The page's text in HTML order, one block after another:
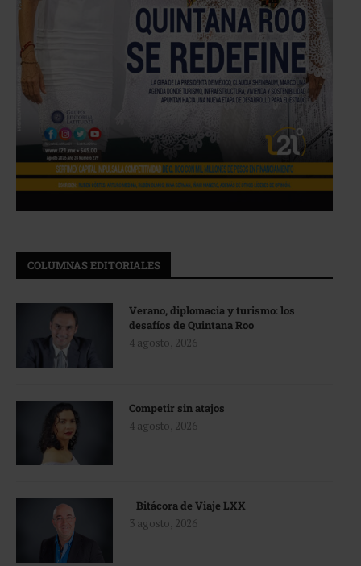
COLUMNAS EDITORIALES
Verano, diplomacia y turismo: los
desafíos de Quintana Roo
4 agosto, 2026
Competir sin atajos
4 agosto, 2026
Bitácora de Viaje LXX
3 agosto, 2026